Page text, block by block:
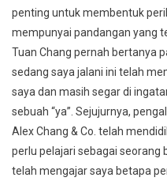
penting untuk membentuk
mempunyai pandangan yang
Tuan Chang pernah bertanya
sedang saya jalani ini telah
saya dan masih segar di
sebuah “ya”. Sejujurnya,
Alex Chang & Co. telah
perlu pelajari sebagai seorang
telah mengajar saya betapa